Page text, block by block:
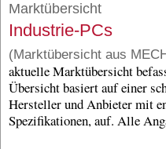
Marktübersicht
Industrie-PCs
(Marktübersicht aus
aktuelle Marktübersicht
Übersicht basiert auf einer
Hersteller und Anbieter mit
Spezifikationen, auf. Alle